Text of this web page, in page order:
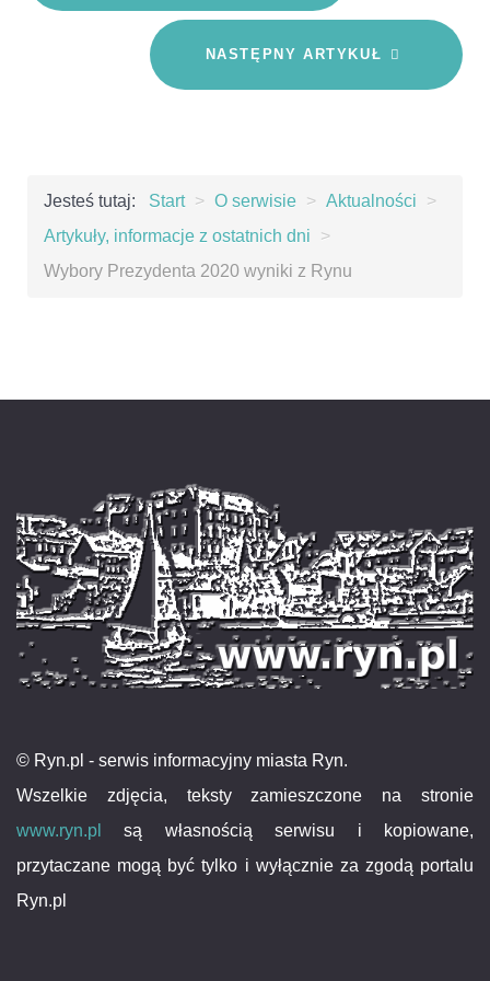
NASTĘPNY ARTYKUŁ
Jesteś tutaj: Start > O serwisie > Aktualności
>
Artykuły, informacje z ostatnich dni
>
Wybory Prezydenta 2020 wyniki z Rynu
© Ryn.pl - serwis informacyjny miasta Ryn.
Wszelkie zdjęcia, teksty zamieszczone na stronie
www.ryn.pl
są własnością serwisu i kopiowane,
przytaczane mogą być tylko i wyłącznie za zgodą portalu
Ryn.pl